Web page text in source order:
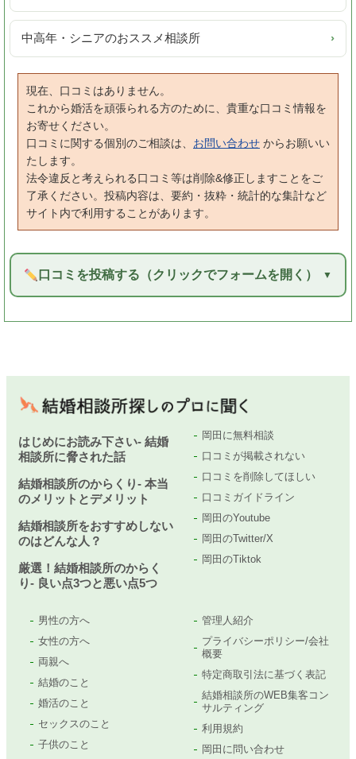
中高年・シニアのおススメ相談所 ›
現在、口コミはありません。
これから婚活を頑張られる方のために、貴重な口コミ情報を
お寄せください。
口コミに関する個別のご相談は、 お問い合わせ からお願いい
たします。
法令違反と考えられる口コミ等は削除&修正しますことをご
了承ください。投稿内容は、要約・抜粋・統計的な集計など
サイト内で利用することがあります。
口コミを投稿する（クリックでフォームを開く）
はじめにお読み下さい- 結婚
相談所に脅された話
結婚相談所のからくり- 本当
のメリットとデメリット
結婚相談所をおすすめしない
のはどんな人？
厳選！結婚相談所のからく
り- 良い点3つと悪い点5つ
岡田に無料相談
口コミが掲載されない
口コミを削除してほしい
口コミガイドライン
岡田のYoutube
岡田のTwitter/X
岡田のTiktok
男性の方へ
女性の方へ
両親へ
結婚のこと
婚活のこと
セックスのこと
子供のこと
管理人紹介
プライバシーポリシー/会社
概要
特定商取引法に基づく表記
結婚相談所のWEB集客コン
サルティング
利用規約
岡田に問い合わせ